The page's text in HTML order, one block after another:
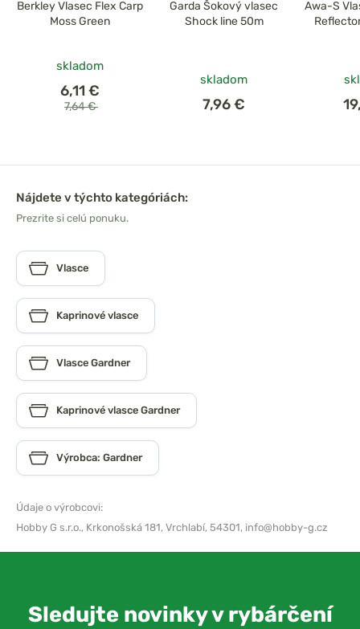
Berkley Vlasec Flex Carp
Moss Green
skladom
6,11 €
7,64 €
Garda Šokový vlasec
Shock line 50m
skladom
7,96 €
Awa-S
Nájdete v týchto kategóriách:
Prezrite si celú ponuku.
Vlasce
Kaprinové vlasce
Vlasce Gardner
Kaprinové vlasce Gardner
Výrobca: Gardner
Údaje o výrobcovi:
Hobby G s.r.o., Krkonošská 181, Vrchlabí, 54301, info@hobby-g.cz
Sledujte novinky v rybárčení